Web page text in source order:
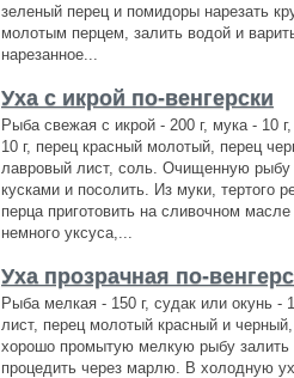
зеленый перец и помидоры нарезать
молотым перцем, залить водой и
нарезанное...
Уха с икрой по-венгерски
Рыба свежая с икрой - 200 г, мука - 10
10 г, перец красный молотый, перец
лавровый лист, соль. Очищенную рыбу
кусками и посолить. Из муки, тертого
перца приготовить на сливочном
немного уксуса,...
Уха прозрачная по-
Рыба мелкая - 150 г, судак или окунь -
лист, перец молотый красный и
хорошо промытую мелкую рыбу залить
процедить через марлю. В холодную